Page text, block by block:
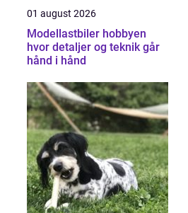
01 august 2026
Modellastbiler hobbyen
hvor detaljer og teknik går
hånd i hånd